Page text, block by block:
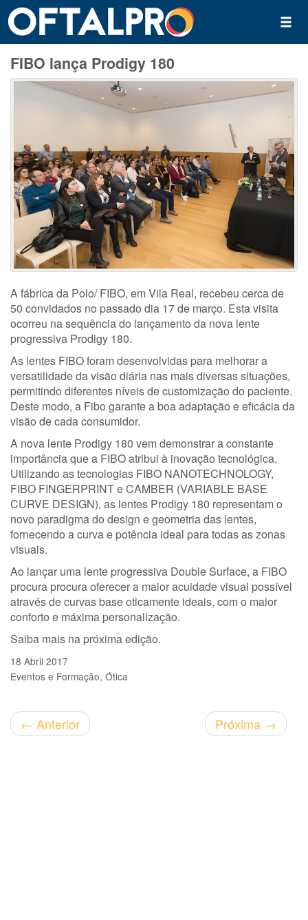
FIBO lança Prodigy 180
A fábrica da Polo/ FIBO, em Vila Real, recebeu cerca de
50 convidados no passado dia 17 de março. Esta visita
ocorreu na sequência do lançamento da nova lente
progressiva Prodigy 180.
As lentes FIBO foram desenvolvidas para melhorar a
versatilidade da visão diária nas mais diversas situações,
permitindo diferentes níveis de customização do paciente.
Deste modo, a Fibo garante a boa adaptação e eficácia da
visão de cada consumidor.
A nova lente Prodigy 180 vem demonstrar a constante
importância que a FIBO atribui à inovação tecnológica.
Utilizando as tecnologias FIBO NANOTECHNOLOGY,
FIBO FINGERPRINT e CAMBER (VARIABLE BASE
CURVE DESIGN), as lentes Prodigy 180 representam o
novo paradigma do design e geometria das lentes,
fornecendo a curva e potência ideal para todas as zonas
visuais.
Ao lançar uma lente progressiva Double Surface, a FIBO
procura procura oferecer a maior acuidade visual possível
através de curvas base oticamente ideais, com o maior
conforto e máxima personalização.
Saiba mais na próxima edição.
18 Abril 2017
Eventos e Formação Ótica
← Anterior Próxima →